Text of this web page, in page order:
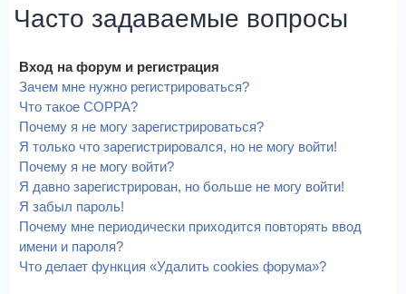
Часто задаваемые вопросы
Вход на форум и регистрация
Зачем мне нужно регистрироваться?
Что такое COPPA?
Почему я не могу зарегистрироваться?
Я только что зарегистрировался, но не могу войти!
Почему я не могу войти?
Я давно зарегистрирован, но больше не могу войти!
Я забыл пароль!
Почему мне периодически приходится повторять ввод
имени и пароля?
Что делает функция «Удалить cookies форума»?